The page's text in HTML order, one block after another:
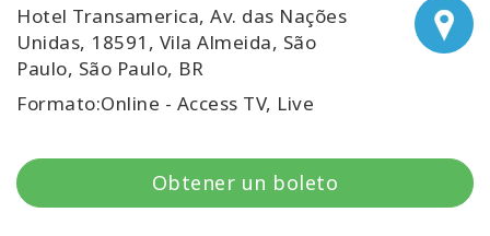
nosotros
Las
de
Hotel Transamerica, Av. das Nações
Unidas, 18591, Vila Almeida, São
Paulo, São Paulo, BR
Formato:Online - Access TV, Live
Obtener un boleto